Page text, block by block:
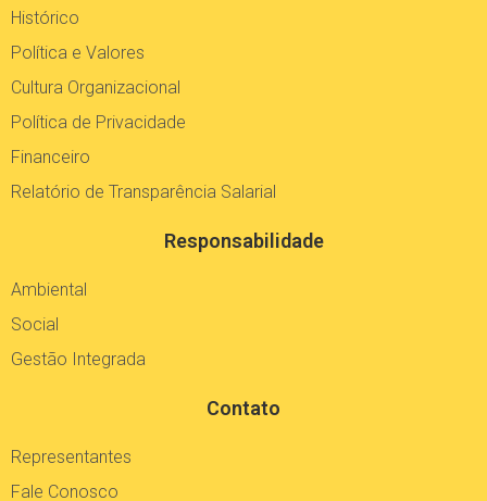
Histórico
Política e Valores
Cultura Organizacional
Política de Privacidade
Financeiro
Relatório de Transparência Salarial
Responsabilidade
Ambiental
Social
Gestão Integrada
Contato
Representantes
Fale Conosco